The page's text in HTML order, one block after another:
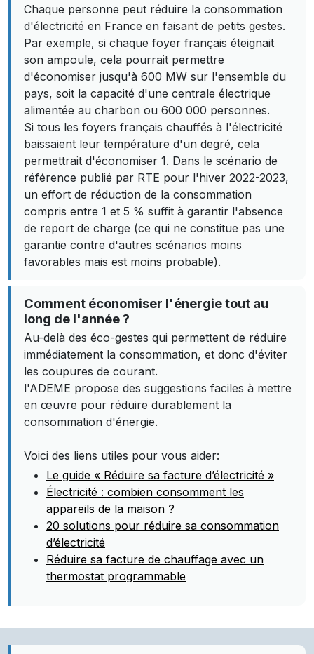
Chaque personne peut réduire la consommation
d'électricité en France en faisant de petits gestes.
Par exemple, si chaque foyer français éteignait
son ampoule, cela pourrait permettre
d'économiser jusqu'à 600 MW sur l'ensemble du
pays, soit la capacité d'une centrale électrique
alimentée au charbon ou 600 000 personnes.
Si tous les foyers français chauffés à l'électricité
baissaient leur température d'un degré, cela
permettrait d'économiser 1. Dans le scénario de
référence publié par RTE pour l'hiver 2022-2023,
un effort de réduction de la consommation
compris entre 1 et 5 % suffit à garantir l'absence
de report de charge (ce qui ne constitue pas une
garantie contre d'autres scénarios moins
favorables mais est moins probable).
Comment économiser l'énergie tout au
long de l'année ?
Au-delà des éco-gestes qui permettent de réduire
immédiatement la consommation, et donc d'éviter
les coupures de courant.
l'ADEME propose des suggestions faciles à mettre
en œuvre pour réduire durablement la
consommation d'énergie.
Voici des liens utiles pour vous aider:
Le guide « Réduire sa facture d’électricité »
Électricité : combien consomment les
appareils de la maison ?
20 solutions pour réduire sa consommation
d’électricité
Réduire sa facture de chauffage avec un
thermostat programmable